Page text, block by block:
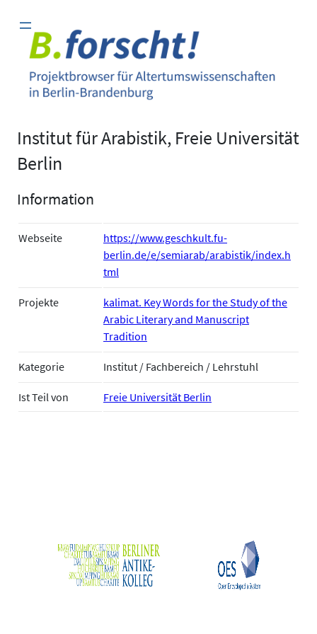
Inhalt
springen
Institut für Arabistik, Freie Universität
Berlin
Information
Webseite
https://www.geschkult.fu-
berlin.de/e/semiarab/arabistik/index.h
tml
Projekte
kalimat. Key Words for the Study of the
Arabic Literary and Manuscript
Tradition
Kategorie Institut / Fachbereich / Lehrstuhl
Ist Teil von Freie Universität Berlin